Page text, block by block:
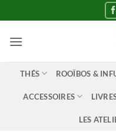
au
contenu
THÉS ROOÏBOS &
ACCESSOIRES
LES